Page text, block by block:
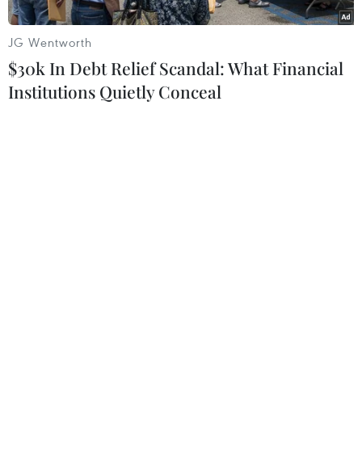
Facebook hiển thị tên hai quần đảo Trường Sa và
Hoàng Sa lên bản đồ của Việt Nam, đồng thời xóa
bỏ ngay lập tức tên hai quần đảo này trên bản đồ
của Trung Quốc.
JG Wentworth
$30k In Debt Relief Scandal: What Financial
Institutions Quietly Conceal